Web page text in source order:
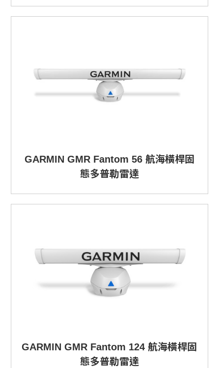
GARMIN GMR Fantom 56 航海橫桿固
態多普勒雷達
GARMIN GMR Fantom 124 航海橫桿固
態多普勒雷達